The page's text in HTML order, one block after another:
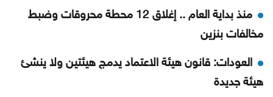
منذ بداية العام .. إغلاق 12 محطة محروقات وضبط
مخالفات بنزين
العودات: قانون هيئة الاعتماد يدمج هيئتين ولا ينشئ
هيئة جديدة